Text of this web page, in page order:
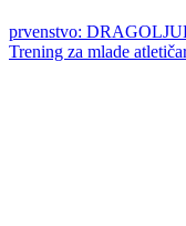
prvenstvo:
Trening za mlade